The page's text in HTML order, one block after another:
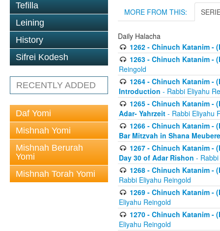
Tefilla
Leining
History
Sifrei Kodesh
RECENTLY ADDED
Daf Yomi
Mishnah Yomi
Mishnah Berurah
Yomi
Mishnah Torah Yomi
MORE FROM THIS:
Daily Halacha
1262 - Chinuch Katanim -
1263 - Chinuch Katanim -
Reingold
1264 - Chinuch Katanim -
Introduction - Rabbi Eliyahu
1265 - Chinuch Katanim -
Adar- Yahrzeit - Rabbi Eliyahu
1266 - Chinuch Katanim -
Bar Mitzvah in Shana
1267 - Chinuch Katanim -
Day 30 of Adar Rishon -
1268 - Chinuch Katanim -
Rabbi Eliyahu Reingold
1269 - Chinuch Katanim -
Eliyahu Reingold
1270 - Chinuch Katanim -
Eliyahu Reingold